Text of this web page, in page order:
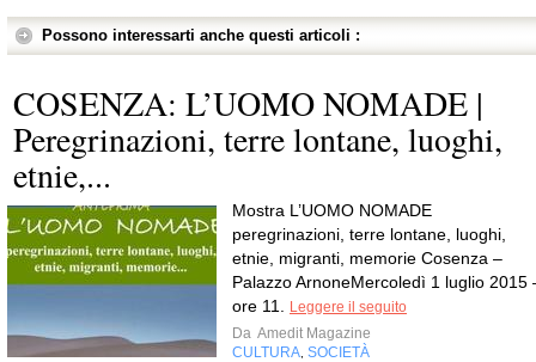
Possono interessarti anche questi articoli :
COSENZA: L’UOMO NOMADE |
Peregrinazioni, terre lontane, luoghi,
etnie,...
Mostra L’UOMO NOMADE
peregrinazioni, terre lontane, luoghi,
etnie, migranti, memorie Cosenza –
Palazzo ArnoneMercoledì 1 luglio 2015
ore 11.
Leggere il seguito
Da Amedit Magazine
CULTURA SOCIETÀ